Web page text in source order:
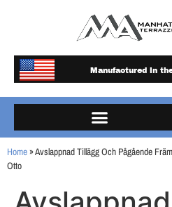
Manufactured in
Home»Avslappnad Tillägg Och Pågående
Otto